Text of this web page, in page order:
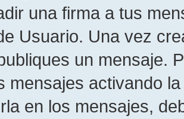
una firma a tus
Usuario. Una vez
un mensaje.
mensajes activando
en los mensajes,